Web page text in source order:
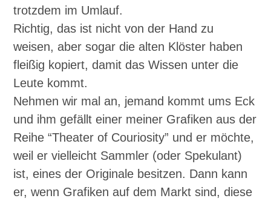
trotzdem im Umlauf.
Richtig, das ist nicht von der Hand zu
weisen, aber sogar die alten Klöster haben
fleißig kopiert, damit das Wissen unter die
Leute kommt.
Nehmen wir mal an, jemand kommt ums Eck
und ihm gefällt einer meiner Grafiken aus der
Reihe “Theater of Couriosity” und er möchte,
weil er vielleicht Sammler (oder Spekulant)
ist, eines der Originale besitzen. Dann kann
er, wenn Grafiken auf dem Markt sind, diese